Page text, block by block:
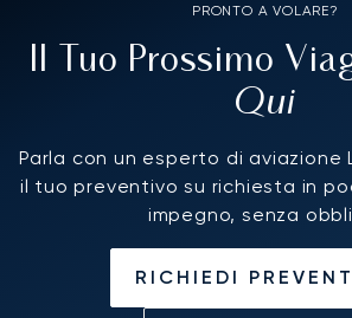
PRONTO A VOLARE?
Il Tuo Prossimo
Qui
Parla con un esperto di aviazione
il tuo preventivo su richiesta in
impegno, senza
RICHIEDI